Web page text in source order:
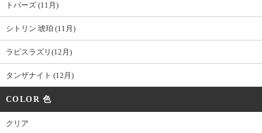
トパーズ (11月)
シトリン 琥珀 (11月)
ラピスラズリ(12月)
タンザナイト (12月)
COLOR 色
クリア